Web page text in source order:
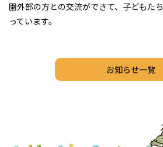
園外部の方との交流ができて、子どもた
っています。
お知らせ一覧